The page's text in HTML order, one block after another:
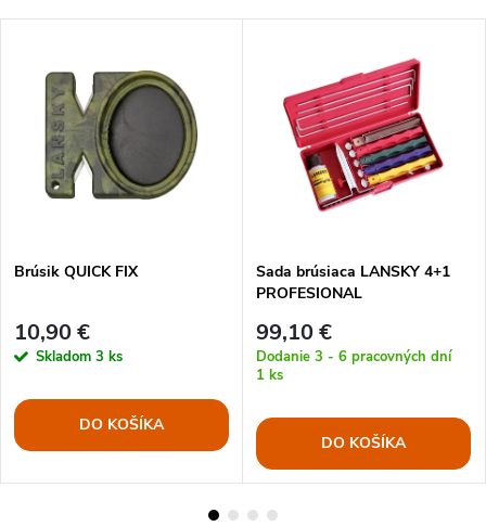
Brúsik QUICK FIX
10,90 €
Skladom 3 ks
DO KOŠÍKA
Sada brúsiaca LANSKY 4+1
PROFESIONAL
99,10 €
Dodanie 3 - 6 pracovných dní
1 ks
DO KOŠÍKA